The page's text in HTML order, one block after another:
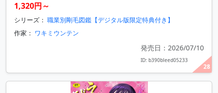
28
1,320円～
シリーズ： 職業別剛毛図鑑【デジタル版限定特典付き】
作家： ワキミウンテン
発売日：2026/07/10
ID: b390bleed05233